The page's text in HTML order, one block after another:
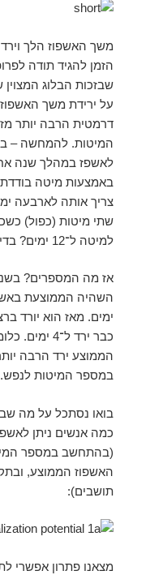
משך האשפוז הלך
הזמן להגיד תודה
שבזכות הבלוג המצוין
על ירידת משך
דרמטית הרבה יותר
המיטות. להמחשה –
לאשפז במהלך שנה
באמצעות מיטה
צריך אותה לארבעה
שתי מיטות (כפול)
למיטה ל־12 ימים? בדיוק…
כבר ירד ל־4
הממוצע ירד הרבה
במספר המיטות לנפש.
בואו נסתכל על מה
כמה אנשים ניתן
(בהתחשב במספר
האשפוז הממוצע,
תושבים):
מצאנו פתרון אפשרי